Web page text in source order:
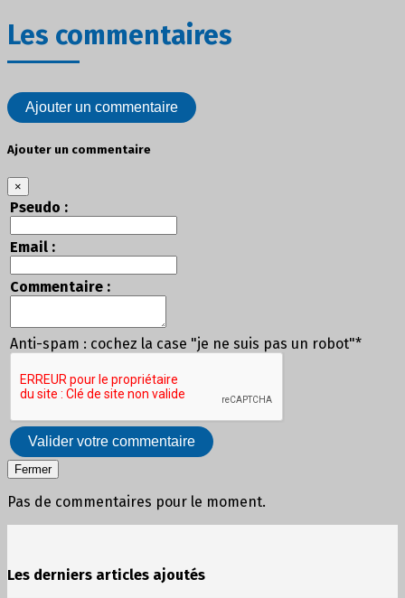
Previous
Next
Les commentaires
Ajouter un commentaire
Ajouter un commentaire
×
Pseudo :
Email :
Commentaire :
Anti-spam : cochez la case "je ne suis pas un robot"*
Valider votre commentaire
Fermer
Pas de commentaires pour le moment.
Les derniers articles ajoutés